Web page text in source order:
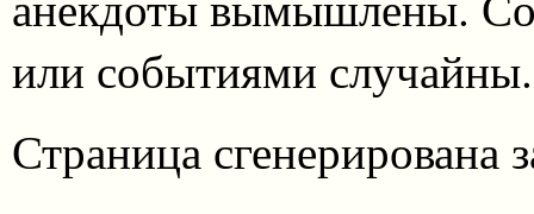
или событиями случайны.
Страница сгенерирована